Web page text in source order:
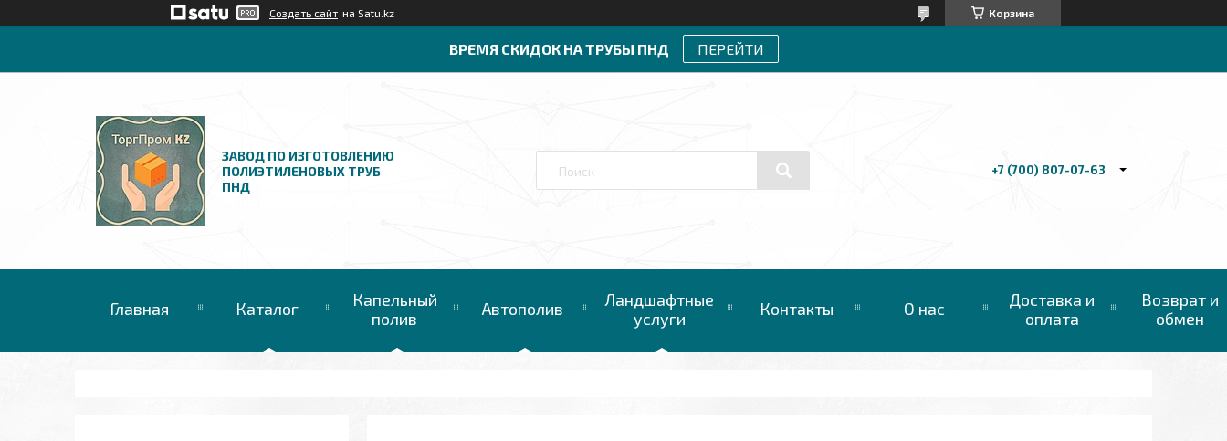
Создать сайт на Satu.kz Корзина
ВРЕМЯ СКИДОК НА ТРУБЫ ПНД ПЕРЕЙТИ
ЗАВОД ПО ИЗГОТОВЛЕНИЮ
ПОЛИЭТИЛЕНОВЫХ ТРУБ
ПНД
+7 (700) 807-07-63
Главная Каталог
Капельный
полив
Автополив
Ландшафтные
услуги
Контакты О нас
Доставка и
оплата
Возврат и
обмен